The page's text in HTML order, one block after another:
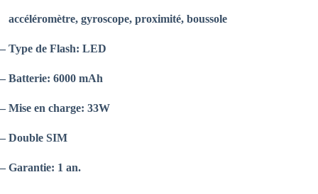
accéléromètre, gyroscope, proximité, boussole
– Type de Flash: LED
– Batterie: 6000 mAh
– Mise en charge: 33W
– Double SIM
– Garantie: 1 an.